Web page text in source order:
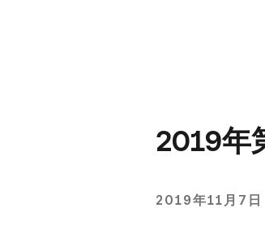
2019年
2019年11月7日